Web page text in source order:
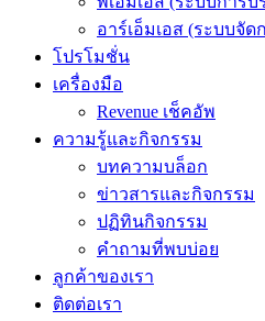
อาร์เอ็มเอส (ระบบจัด
โปรโมชั่น
เครื่องมือ
Revenue เช็คอัพ
ความรู้และกิจกรรม
บทความบล็อก
ข่าวสารและกิจกรรม
ปฏิทินกิจกรรม
คำถามที่พบบ่อย
ลูกค้าของเรา
ติดต่อเรา